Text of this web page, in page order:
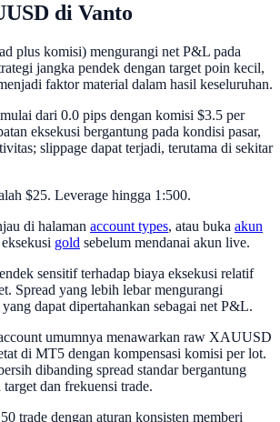
di Vanto
plus komisi) mengurangi net P&L pada
jangka pendek dengan target poin kecil,
faktor material dalam hasil keseluruhan.
dari 0.0 pips dengan komisi $3.5 per
eksekusi bergantung pada kondisi pasar,
slippage dapat terjadi, terutama di sekitar
$25. Leverage hingga 1:500.
di halaman account types, atau buka akun
gold sebelum mendanai akun live.
sensitif terhadap biaya eksekusi relatif
Spread yang lebih lebar mengurangi
dapat dipertahankan sebagai net P&L.
umumnya menawarkan raw XAUUSD
di MT5 dengan kompensasi komisi per lot.
dibanding spread standar bergantung
dan frekuensi trade.
trade dengan aturan konsisten memberi